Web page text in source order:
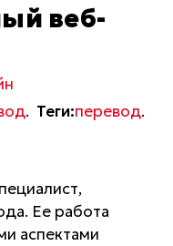
торец здания
. Теги:перевод.
Ее работа
аспектами